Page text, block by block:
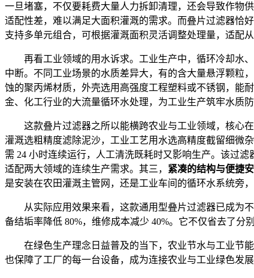
一旦堵塞，不仅要耗费大量人力拆卸清理，还会导致作物
适配性差，难以满足大面积灌溉的需求。而叠片过滤器恰
支持多单元组合，可根据灌溉面积灵活调整处理量，适配
再看工业领域的用水诉求。工业生产中，循环冷却水
中断。不同工业场景的水质差异大，有的含大量悬浮颗粒
蚀的聚丙烯材质，外壳选用高强度工程塑料或不锈钢，能
金、化工行业的大流量循环水处理，为工业生产筑牢水质防
这款叠片过滤器之所以能横跨农业与工业领域，核心在
灌溉选粗精度滤除泥沙，工业工艺用水选高精度截留细微
需 24 小时连续运行，人工清洗既耗时又影响生产。该过
适配两大领域的连续生产需求。其三， 紧凑的结构与便捷
是安装在农田灌溉主管网，还是工业车间的循环水系统旁
从实际应用效果来看，这款通用型叠片过滤器已成为
备结垢率降低 80%，维修成本减少 40%。它不仅省去了分
在绿色生产理念日益普及的当下，农业节水与工业节
也保障了工厂的每一台设备，成为连接农业与工业绿色发